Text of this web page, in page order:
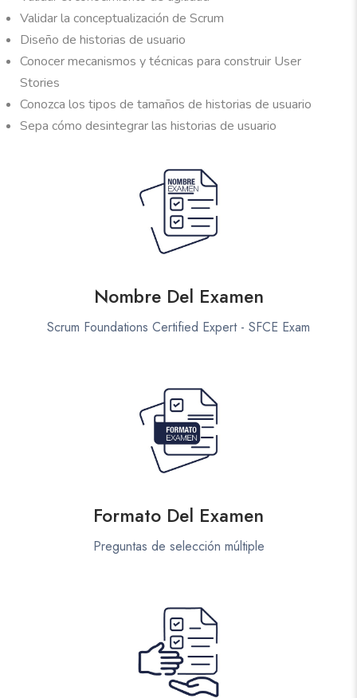
Validar la conceptualización de Scrum
Diseño de historias de usuario
Conocer mecanismos y técnicas para construir User
Stories
Conozca los tipos de tamaños de historias de usuario
Sepa cómo desintegrar las historias de usuario
Nombre Del Examen
Scrum Foundations Certified Expert - SFCE Exam
Formato Del Examen
Preguntas de selección múltiple